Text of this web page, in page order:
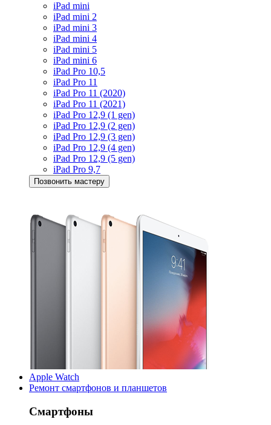
iPad mini
iPad mini 2
iPad mini 3
iPad mini 4
iPad mini 5
iPad mini 6
iPad Pro 10,5
iPad Pro 11
iPad Pro 11 (2020)
iPad Pro 11 (2021)
iPad Pro 12,9 (1 gen)
iPad Pro 12,9 (2 gen)
iPad Pro 12,9 (3 gen)
iPad Pro 12,9 (4 gen)
iPad Pro 12,9 (5 gen)
iPad Pro 9,7
Позвонить мастеру
Apple Watch
Ремонт смартфонов и планшетов
Смартфоны